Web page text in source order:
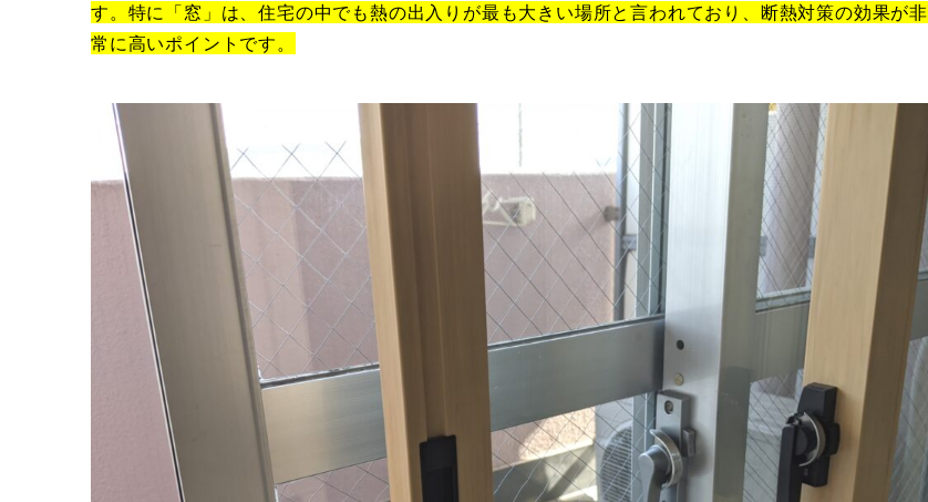
す。特に「窓」は、住宅の中でも熱の出入りが最も大きい場所と言われており、断熱対策の効果が非
常に高いポイントです。